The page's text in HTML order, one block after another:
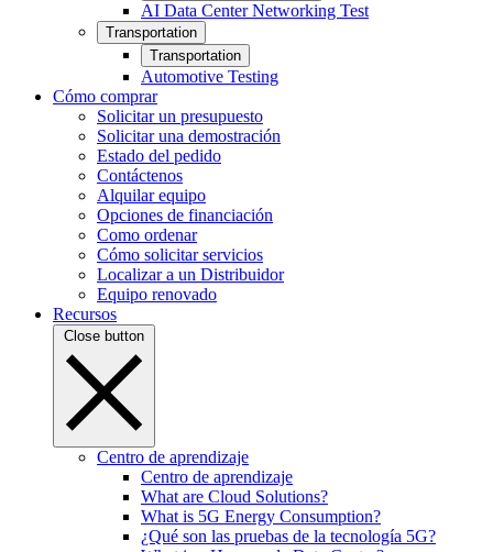
AI Data Center Networking Test
Transportation
Transportation
Automotive Testing
Cómo comprar
Solicitar un presupuesto
Solicitar una demostración
Estado del pedido
Contáctenos
Alquilar equipo
Opciones de financiación
Como ordenar
Cómo solicitar servicios
Localizar a un Distribuidor
Equipo renovado
Recursos
Close button
Centro de aprendizaje
Centro de aprendizaje
What are Cloud Solutions?
What is 5G Energy Consumption?
¿Qué son las pruebas de la tecnología 5G?